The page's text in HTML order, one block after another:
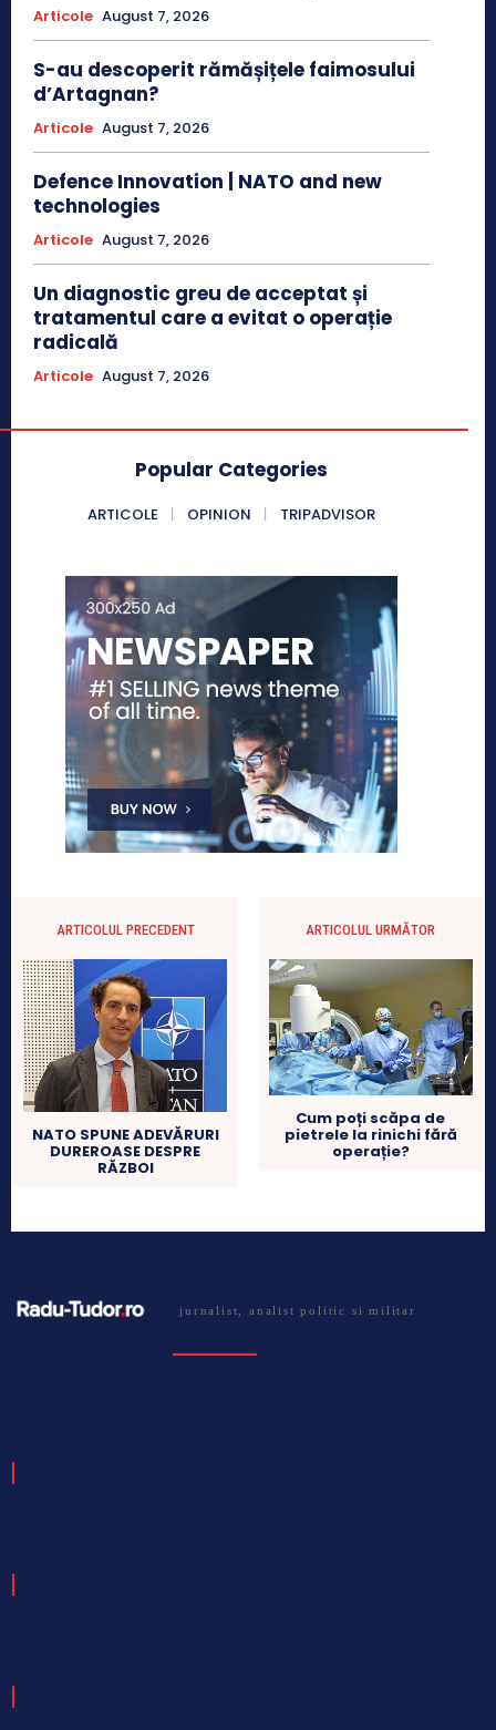
Articole August 7, 2026
S-au descoperit rămășițele faimosului
d’Artagnan?
Articole August 7, 2026
Defence Innovation | NATO and new
technologies
Articole August 7, 2026
Un diagnostic greu de acceptat și
tratamentul care a evitat o operație
radicală
Articole August 7, 2026
Popular Categories
ARTICOLE OPINION TRIPADVISOR
ARTICOLUL PRECEDENT
NATO SPUNE ADEVĂRURI
DUREROASE DESPRE
RĂZBOI
ARTICOLUL URMĂTOR
Cum poți scăpa de
pietrele la rinichi fără
operație?
jurnalist, analist politic si militar